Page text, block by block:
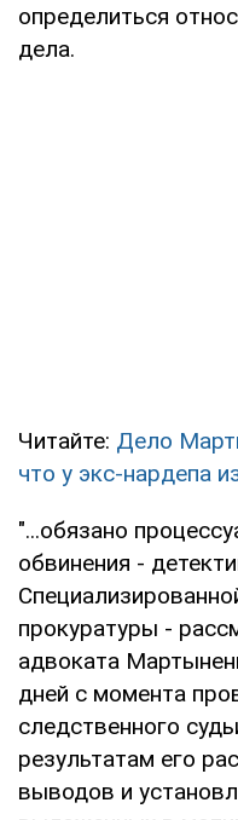
определиться
дела.
Читайте: Дело
что у экс-нардепа
"...обязано
обвинения -
прокуратуры -
адвоката
дней с момента
следственного
результатам его
выводов и